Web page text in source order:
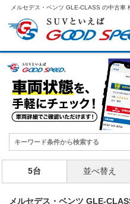
メルセデス・ベンツ GLE-CLASS の中古車
5台 並べ替え
メルセデス・ベンツ GLE-